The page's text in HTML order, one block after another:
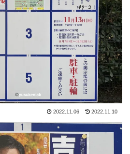
2022.11.06 2022.11.10